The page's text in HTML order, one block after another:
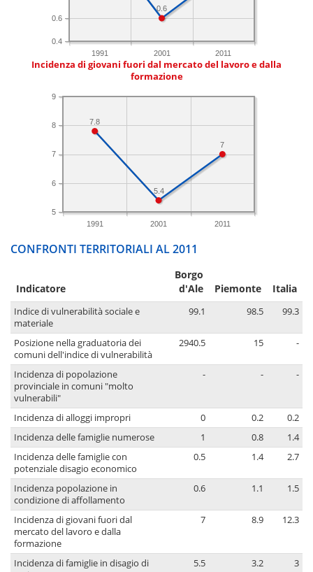
1991 2001 2011
0.4
0.6
0.6
Incidenza di giovani fuori dal mercato del lavoro e dalla
formazione
1991 2001 2011
5
6
7
8
9
7
5.4
7.8
CONFRONTI TERRITORIALI AL 2011
Indicatore
Borgo
d'Ale
Piemonte Italia
Indice di vulnerabilità sociale e
materiale
99.1 98.5 99.3
Posizione nella graduatoria dei
comuni dell'indice di vulnerabilità
2940.5 15 -
Incidenza di popolazione
provinciale in comuni "molto
vulnerabili"
- - -
Incidenza di alloggi impropri 0 0.2
0.2
Incidenza delle famiglie numerose
1 0.8
1.4
Incidenza delle famiglie con
potenziale disagio economico
0.5 1.4 2.7
Incidenza popolazione in
condizione di affollamento
0.6 1.1 1.5
Incidenza di giovani fuori dal
mercato del lavoro e dalla
formazione
7 8.9 12.3
Incidenza di famiglie in disagio di
5.5 3.2 3